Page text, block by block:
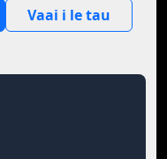
Vaai i le tau